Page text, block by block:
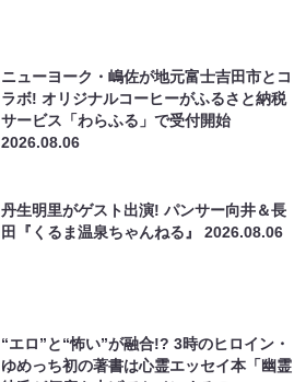
ニューヨーク・嶋佐が地元富士吉田市とコ
ラボ! オリジナルコーヒーがふるさと納税
サービス「わらふる」で受付開始
2026.08.06
丹生明里がゲスト出演! パンサー向井＆長
田『くるま温泉ちゃんねる』2026.08.06
“エロ”と“怖い”が融合!? 3時のヒロイン・
ゆめっち初の著書は心霊エッセイ本「幽霊